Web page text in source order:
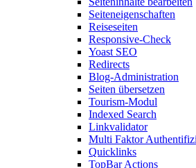
Seiteneigenschaften
Reiseseiten
Responsive-Check
Yoast SEO
Redirects
Blog-Administration
Seiten übersetzen
Tourism-Modul
Indexed Search
Linkvalidator
Multi Faktor
Quicklinks
TopBar Actions